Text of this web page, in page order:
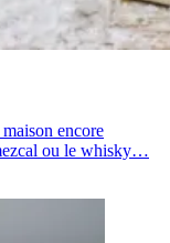
encore
ou le whisky…